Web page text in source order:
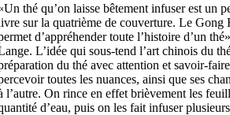
thé qu’on laisse bêtement infuser est un
sur la quatrième de couverture. Le Gong
d’appréhender toute l’histoire d’un
L’idée qui sous-tend l’art chinois du
du thé avec attention et savoir-
toutes les nuances, ainsi que ses
l’autre. On rince en effet brièvement les
d’eau, puis on les fait infuser